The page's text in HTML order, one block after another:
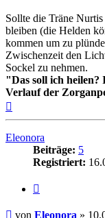
Sollte die Träne
bleiben (die Helden
kommen um zu
Zwischenzeit den
Sockel zu nehmen.
"Das soll ich heilen?
Verlauf der
Eleonora
Beiträge: 5
Registriert:
Beitrag
von Eleonora »